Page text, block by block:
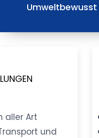
Umweltbewusst
aller Art
und